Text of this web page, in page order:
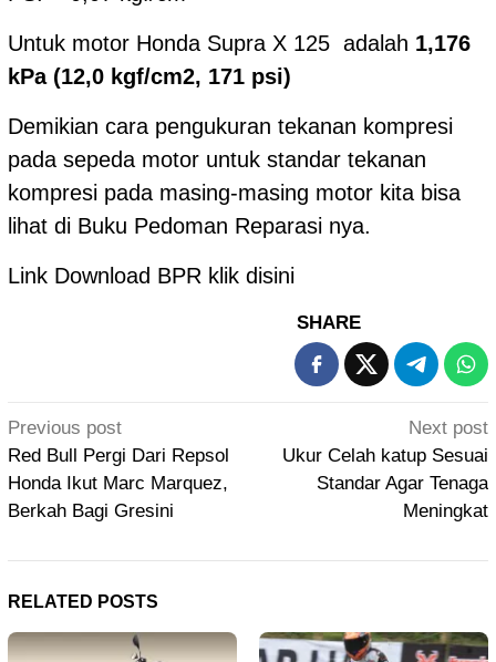
Untuk motor Honda Supra X 125 adalah 1,176
kPa (12,0 kgf/cm2, 171 psi)
Demikian cara pengukuran tekanan kompresi
pada sepeda motor untuk standar tekanan
kompresi pada masing-masing motor kita bisa
lihat di Buku Pedoman Reparasi nya.
Link Download BPR klik disini
SHARE
Post
navigation
Previous post
Red Bull Pergi Dari Repsol
Honda Ikut Marc Marquez,
Berkah Bagi Gresini
Next post
Ukur Celah katup Sesuai
Standar Agar Tenaga
Meningkat
RELATED POSTS